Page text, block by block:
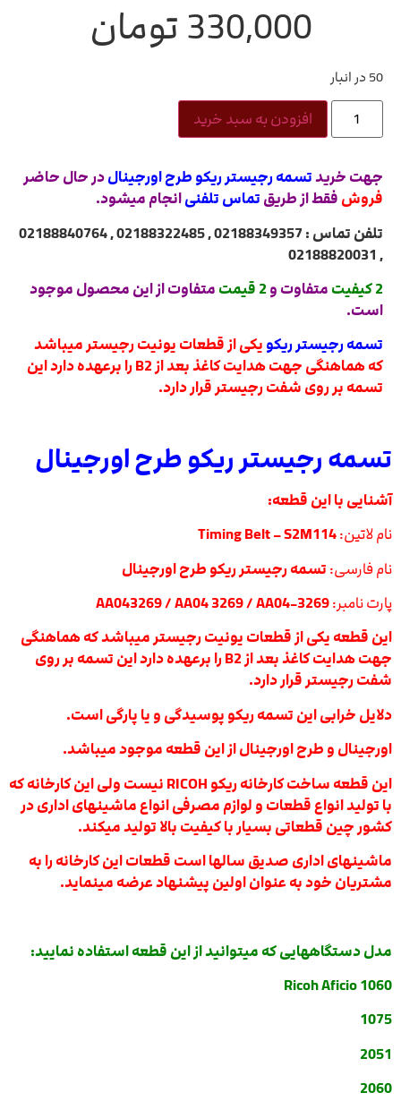
330,000 تومان
50 در انبار
افزودن به سبد خرید
جهت خریدتسمه رجیستر ریکو طرح اورجینالدر حال حاضر
فروش فقط از طریق تماس تلفنیانجام میشود.
تلفن تماس : 02188349357 , 02188322485 , 02188840764
, 02188820031
2 کیفیت
متفاوت و 2 قیمت
متفاوت از این محصول موجود
است.
تسمه رجیستر ریکو یکی از قطعات یونیت رجیستر میباشد
که هماهنگی جهت هدایت کاغذ بعد از B2 را برعهده دارد این
تسمه بر روی شفت رجیستر قرار دارد.
تسمه رجیستر ریکو طرح اورجینال
آشنایی با این قطعه:
نام لاتین:Timing Belt – S2M114
نام فارسی: تسمه رجیستر ریکو طرح اورجینال
پارت نامبر:
این قطعه یکی از قطعات یونیت رجیستر میباشد که هماهنگی
جهت هدایت کاغذ بعد از B2 را برعهده دارد این تسمه بر روی
شفت رجیستر قرار دارد.
دلایل خرابی این تسمه ریکو پوسیدگی و یا پارگی است.
اورجینال و طرح اورجینال از این قطعه موجود میباشد.
این قطعه ساخت کارخانه ریکو RICOH نیست ولی این کارخانه که
با تولید انواع قطعات و لوازم مصرفی انواع ماشینهای اداری در
کشور چین قطعاتی بسیار با کیفیت بالا تولید میکند.
ماشینهای اداری صدیق سالها است قطعات این کارخانه را به
مشتریان خود به عنوان اولین پیشنهاد عرضه مینماید.
مدل دستگاههایی که میتوانید از این قطعه استفاده نمایید:
Ricoh Aficio 1060
1075
2051
2060